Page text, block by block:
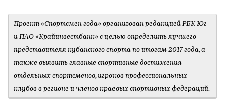
Проект «Спортсмен года» организован редакцией РБК Юг
и ПАО «Крайинвестбанк» с целью определить лучшего
представителя кубанского спорта по итогам 2017 года, а
также выявить главные спортивные достижения
отдельных спортсменов, игроков профессиональных
клубов в регионе и членов краевых спортивных федераций.